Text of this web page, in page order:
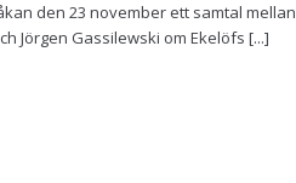
den 23 november ett samtal mellan
Jörgen Gassilewski om Ekelöfs [...]